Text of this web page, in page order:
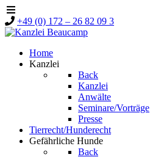
+49 (0) 172 – 26 82 09 3
Home
Kanzlei
Back
Kanzlei
Anwälte
Seminare/Vorträge
Presse
Tierrecht/Hunderecht
Gefährliche Hunde
Back